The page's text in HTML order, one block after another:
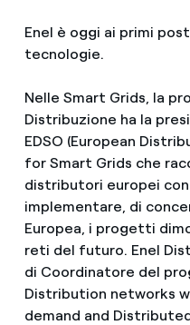
Enel è oggi ai primi
tecnologie.
Nelle Smart Grids, la
Distribuzione ha la
EDSO (European
for Smart Grids che
distributori europei
implementare, di
Europea, i progetti
reti del futuro. Enel
di Coordinatore del
Distribution networks
demand and